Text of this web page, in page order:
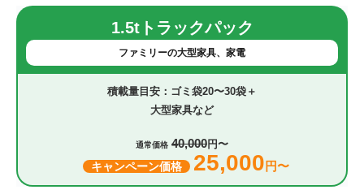
1.5tトラックパック
ファミリーの大型家具、家電
ゴミ袋20〜30袋＋
大型家具など
通常価格 40,000円〜
キャンペーン価格 25,000 円〜